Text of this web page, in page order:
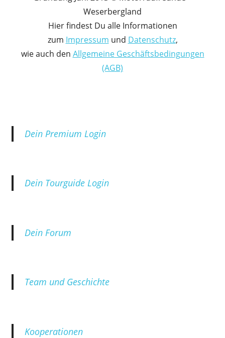
Weserbergland
Hier findest Du alle Informationen
zum Impressum und Datenschutz,
wie auch den Allgemeine Geschäftsbedingungen
(AGB)
Dein Premium Login
Dein Tourguide Login
Dein Forum
Team und Geschichte
Kooperationen